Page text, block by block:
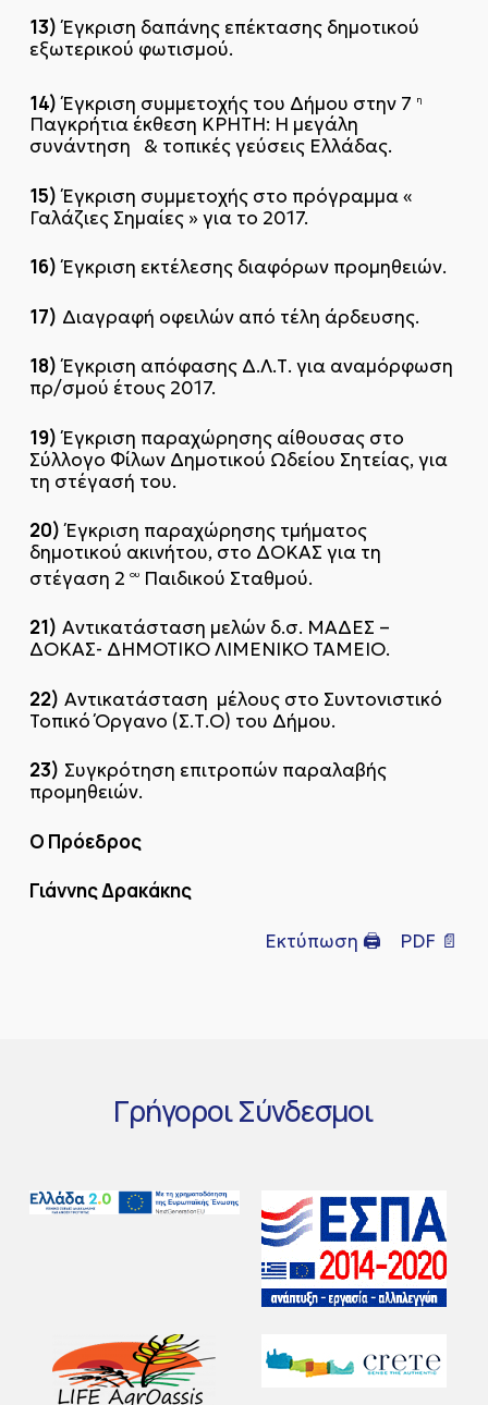
13)Έγκριση δαπάνης επέκτασης δημοτικού
εξωτερικού φωτισμού.
14)Έγκριση συμμετοχής του Δήμου στην 7 η
Παγκρήτια έκθεση ΚΡΗΤΗ: Η μεγάλη
συνάντηση & τοπικές γεύσεις Ελλάδας.
15)Έγκριση συμμετοχής στο πρόγραμμα «
Γαλάζιες Σημαίες » για το 2017.
16)Έγκριση εκτέλεσης διαφόρων προμηθειών.
17) Διαγραφή οφειλών από τέλη άρδευσης.
18)Έγκριση απόφασης Δ.Λ.Τ. για αναμόρφωση
πρ/σμού έτους 2017.
19)Έγκριση παραχώρησης αίθουσας στο
Σύλλογο Φίλων Δημοτικού Ωδείου Σητείας, για
τη στέγασή του.
20)Έγκριση παραχώρησης τμήματος
δημοτικού ακινήτου, στο ΔΟΚΑΣ για τη
στέγαση 2 ουΠαιδικού Σταθμού.
21) Αντικατάσταση μελών δ.σ. ΜΑΔΕΣ –
ΔΟΚΑΣ- ΔΗΜΟΤΙΚΟ ΛΙΜΕΝΙΚΟ ΤΑΜΕΙΟ.
22) Αντικατάσταση μέλους στο Συντονιστικό
Τοπικό Όργανο (Σ.Τ.Ο) του Δήμου.
23) Συγκρότηση επιτροπών παραλαβής
προμηθειών.
Ο Πρόεδρος
Γιάννης Δρακάκης
Εκτύπωση 🖨 PDF 📄
ΓρήγοροιΣύνδεσμοι